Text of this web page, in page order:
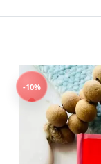
-10%